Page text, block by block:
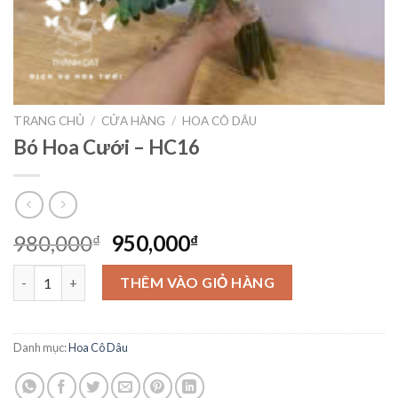
TRANG CHỦ / CỬA HÀNG / HOA CÔ DÂU
Bó Hoa Cưới – HC16
980,000₫
Giá
gốc
là:
980,000₫.
950,000₫Giá
hiện
tại
là:
950,000₫.
Bó Hoa Cưới - HC16 số lượngTHÊM VÀO GIỎ HÀNG
Danh mục:Hoa Cô Dâu